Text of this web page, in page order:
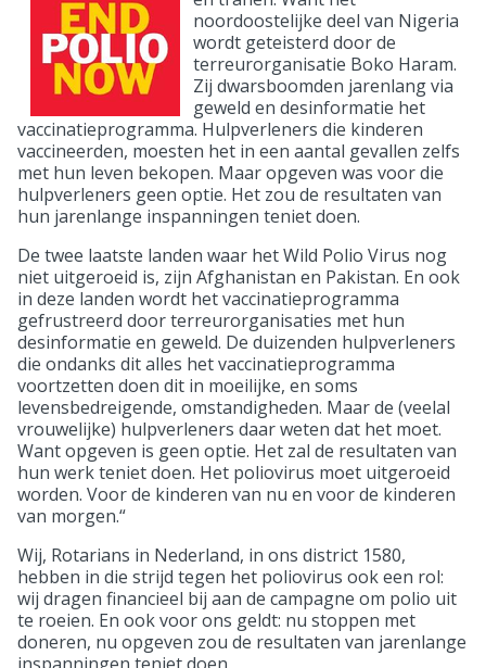
noordoostelijke deel van Nigeria
wordt geteisterd door de
terreurorganisatie Boko Haram.
Zij dwarsboomden jarenlang via
geweld en desinformatie het
vaccinatieprogramma. Hulpverleners die kinderen
vaccineerden, moesten het in een aantal gevallen zelfs
met hun leven bekopen. Maar opgeven was voor die
hulpverleners geen optie. Het zou de resultaten van
hun jarenlange inspanningen teniet doen.
De twee laatste landen waar het Wild Polio Virus nog
niet uitgeroeid is, zijn Afghanistan en Pakistan. En ook
in deze landen wordt het vaccinatieprogramma
gefrustreerd door terreurorganisaties met hun
desinformatie en geweld. De duizenden hulpverleners
die ondanks dit alles het vaccinatieprogramma
voortzetten doen dit in moeilijke, en soms
levensbedreigende, omstandigheden. Maar de (veelal
vrouwelijke) hulpverleners daar weten dat het moet.
Want opgeven is geen optie. Het zal de resultaten van
hun werk teniet doen. Het poliovirus moet uitgeroeid
worden. Voor de kinderen van nu en voor de kinderen
van morgen.“
Wij, Rotarians in Nederland, in ons district 1580,
hebben in die strijd tegen het poliovirus ook een rol:
wij dragen financieel bij aan de campagne om polio uit
te roeien. En ook voor ons geldt: nu stoppen met
doneren, nu opgeven zou de resultaten van jarenlange